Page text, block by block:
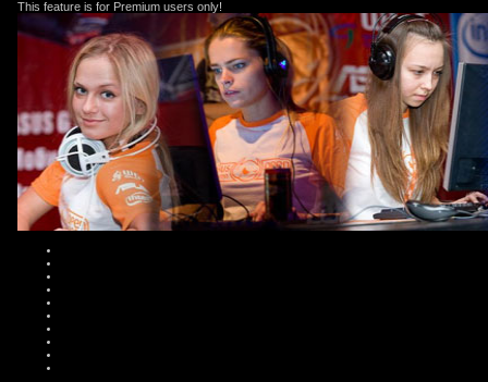
This feature is for Premium users only!